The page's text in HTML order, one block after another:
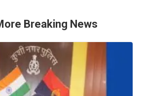
Breaking News